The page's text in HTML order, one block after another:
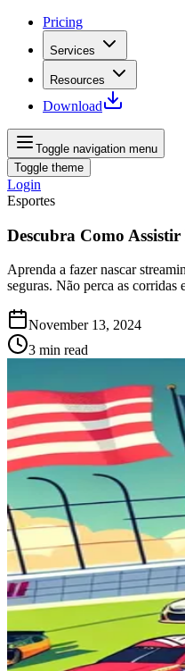
Pricing
Services
Resources
Download
Toggle navigation menu
Toggle theme
Login
Esportes
Descubra Como
Aprenda a fazer nascar
seguras. Não perca as corridas
November 13, 2024
3 min read